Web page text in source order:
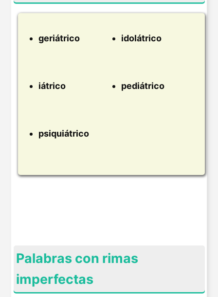
geriátrico idolátrico
iátrico pediátrico
psiquiátrico
Palabras con rimas
imperfectas